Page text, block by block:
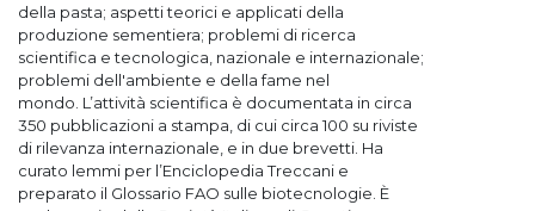
della pasta; aspetti teorici e applicati della
produzione sementiera; problemi di ricerca
scientifica e tecnologica, nazionale e internazionale;
problemi dell'ambiente e della fame nel
mondo. L’attività scientifica è documentata in circa
350 pubblicazioni a stampa, di cui circa 100 su riviste
di rilevanza internazionale, e in due brevetti. Ha
curato lemmi per l’Enciclopedia Treccani e
preparato il Glossario FAO sulle biotecnologie. È